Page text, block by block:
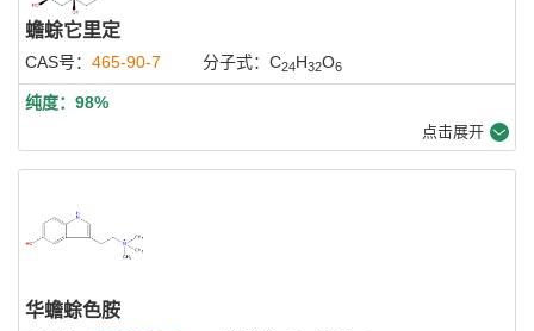
蟾蜍它里定
CAS号： 465-90-7 分子式：C24H32O6
纯度：98%
点击展开
华蟾蜍色胺